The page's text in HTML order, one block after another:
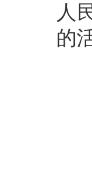
人
的